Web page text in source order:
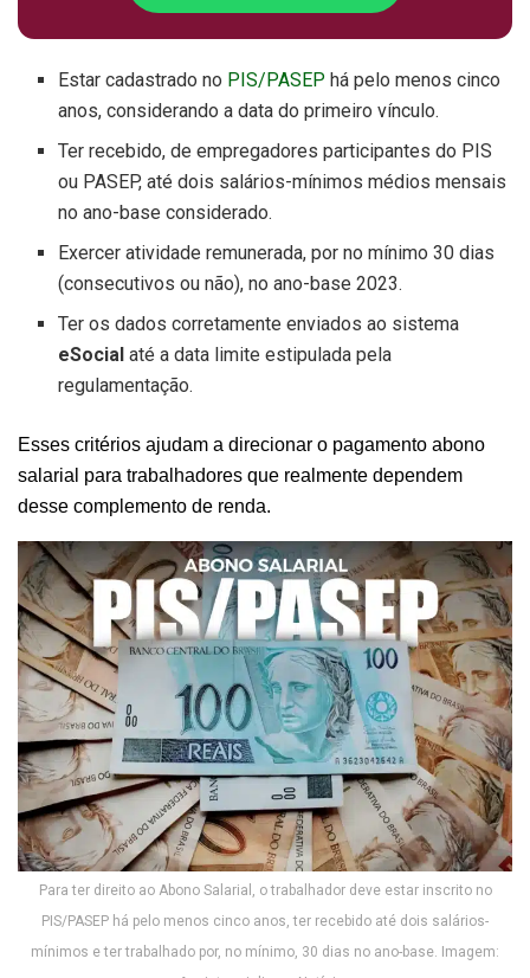
Estar cadastrado no PIS/PASEP há pelo menos cinco
anos, considerando a data do primeiro vínculo.
Ter recebido, de empregadores participantes do PIS
ou PASEP, até dois salários-mínimos médios mensais
no ano-base considerado.
Exercer atividade remunerada, por no mínimo 30 dias
(consecutivos ou não), no ano-base 2023.
Ter os dados corretamente enviados ao sistema
eSocial até a data limite estipulada pela
regulamentação.
Esses critérios ajudam a direcionar o pagamento abono
salarial para trabalhadores que realmente dependem
desse complemento de renda.
Para ter direito ao Abono Salarial, o trabalhador deve estar inscrito no
PIS/PASEP há pelo menos cinco anos, ter recebido até dois salários-
mínimos e ter trabalhado por, no mínimo, 30 dias no ano-base. Imagem: